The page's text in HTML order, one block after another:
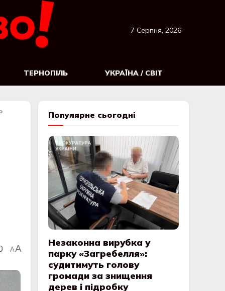
7 Серпня, 2026
ТЕРНОПІЛЬ УКРАЇНА / СВІТ
AA
Популярне сьогодні
Незаконна вирубка у
парку «Загребелля»:
судитимуть голову
громади за знищення
дерев і підробку